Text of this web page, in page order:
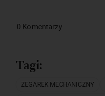
0 Komentarzy
Tagi:
ZEGAREK MECHANICZNY